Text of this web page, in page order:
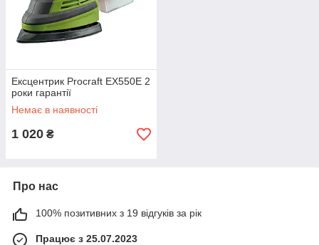
Ексцентрик Procraft EX550E 2
роки гарантії
Немає в наявності
1 020 ₴
Про нас
100% позитивних з 19 відгуків за рік
Працює з 25.07.2023